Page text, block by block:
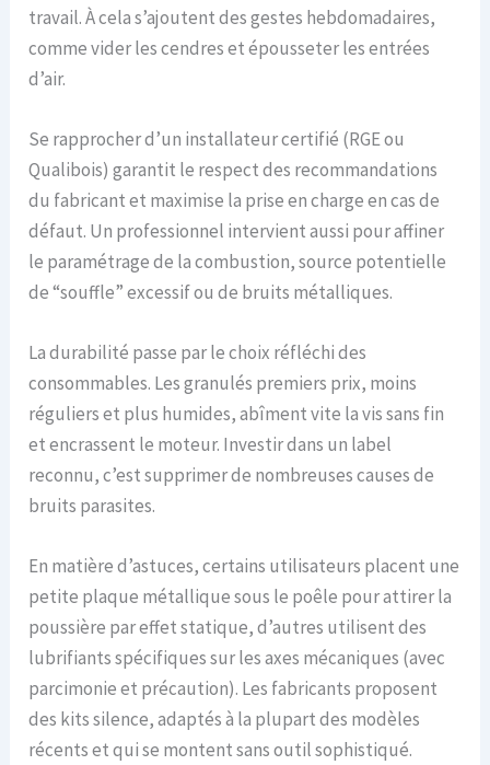
travail. À cela s’ajoutent des gestes hebdomadaires,
comme vider les cendres et épousseter les entrées
d’air.
Se rapprocher d’un installateur certifié (RGE ou
Qualibois) garantit le respect des recommandations
du fabricant et maximise la prise en charge en cas de
défaut. Un professionnel intervient aussi pour affiner
le paramétrage de la combustion, source potentielle
de “souffle” excessif ou de bruits métalliques.
La durabilité passe par le choix réfléchi des
consommables. Les granulés premiers prix, moins
réguliers et plus humides, abîment vite la vis sans fin
et encrassent le moteur. Investir dans un label
reconnu, c’est supprimer de nombreuses causes de
bruits parasites.
En matière d’astuces, certains utilisateurs placent une
petite plaque métallique sous le poêle pour attirer la
poussière par effet statique, d’autres utilisent des
lubrifiants spécifiques sur les axes mécaniques (avec
parcimonie et précaution). Les fabricants proposent
des kits silence, adaptés à la plupart des modèles
récents et qui se montent sans outil sophistiqué.